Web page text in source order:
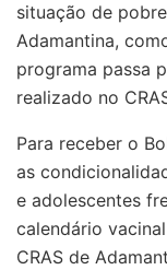
situação de
Adamantina,
programa passa
realizado no
Para receber o
as
e adolescentes
calendário
CRAS de